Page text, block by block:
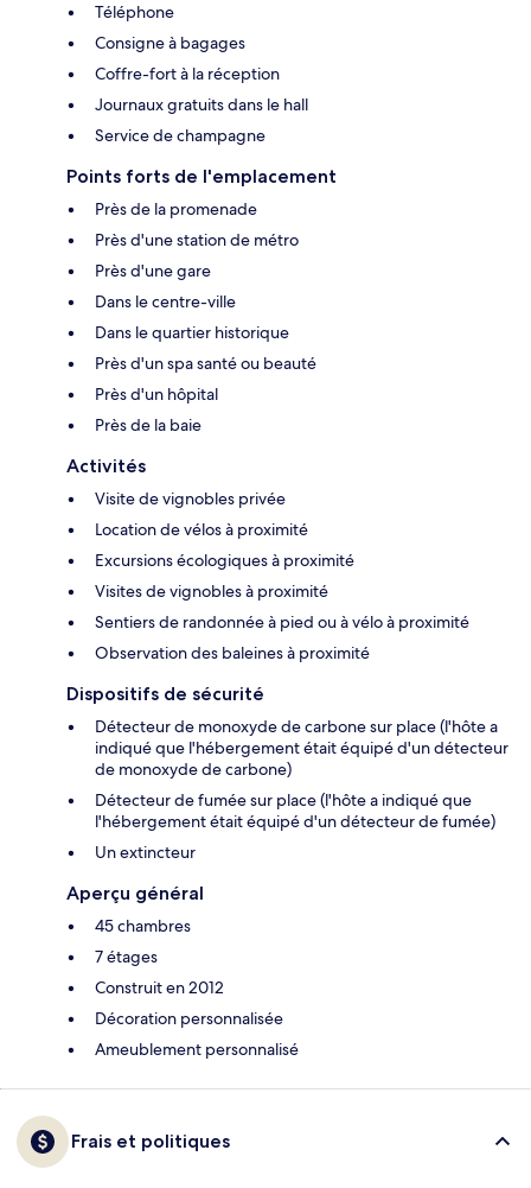
Téléphone
Consigne à bagages
Coffre-fort à la réception
Journaux gratuits dans le hall
Service de champagne
Points forts de l'emplacement
Près de la promenade
Près d'une station de métro
Près d'une gare
Dans le centre-ville
Dans le quartier historique
Près d'un spa santé ou beauté
Près d'un hôpital
Près de la baie
Activités
Visite de vignobles privée
Location de vélos à proximité
Excursions écologiques à proximité
Visites de vignobles à proximité
Sentiers de randonnée à pied ou à vélo à proximité
Observation des baleines à proximité
Dispositifs de sécurité
Détecteur de monoxyde de carbone sur place (l'hôte a
indiqué que l'hébergement était équipé d'un détecteur
de monoxyde de carbone)
Détecteur de fumée sur place (l'hôte a indiqué que
l'hébergement était équipé d'un détecteur de fumée)
Un extincteur
Aperçu général
45 chambres
7 étages
Construit en 2012
Décoration personnalisée
Ameublement personnalisé
Frais et politiques